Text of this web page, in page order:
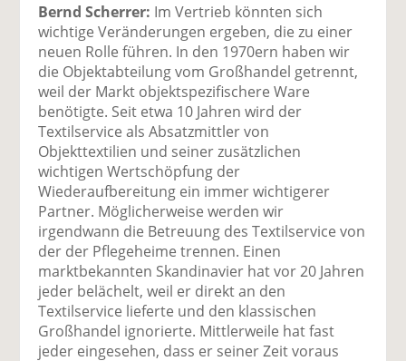
Bernd Scherrer: Im Vertrieb könnten sich
wichtige Veränderungen ergeben, die zu einer
neuen Rolle führen. In den 1970ern haben wir
die Objektabteilung vom Großhandel getrennt,
weil der Markt objektspezifischere Ware
benötigte. Seit etwa 10 Jahren wird der
Textilservice als Absatzmittler von
Objekttextilien und seiner zusätzlichen
wichtigen Wertschöpfung der
Wiederaufbereitung ein immer wichtigerer
Partner. Möglicherweise werden wir
irgendwann die Betreuung des Textilservice von
der der Pflegeheime trennen. Einen
marktbekannten Skandinavier hat vor 20 Jahren
jeder belächelt, weil er direkt an den
Textilservice lieferte und den klassischen
Großhandel ignorierte. Mittlerweile hat fast
jeder eingesehen, dass er seiner Zeit voraus